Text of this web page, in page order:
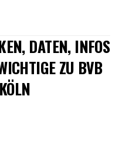
DATEN, INFOS
ZU BVB